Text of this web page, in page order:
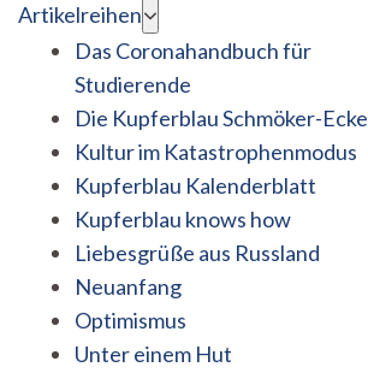
Artikelreihen
Das Coronahandbuch für
Studierende
Die Kupferblau Schmöker-Ecke
Kultur im Katastrophenmodus
Kupferblau Kalenderblatt
Kupferblau knows how
Liebesgrüße aus Russland
Neuanfang
Optimismus
Unter einem Hut